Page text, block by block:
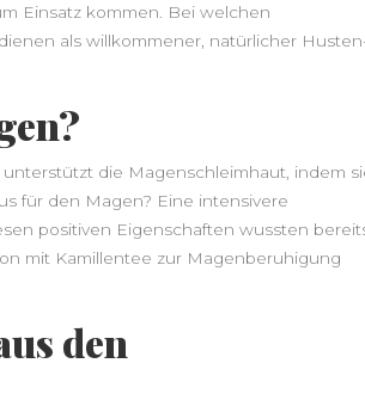
Einsatz kommen. Bei welchen
als willkommener, natürlicher
die Magenschleimhaut, indem
für den Magen? Eine intensivere
positiven Eigenschaften wussten
mit Kamillentee zur Magenberuhigung
den
Neueste Beiträge
für kühle Tage
findest du deinen Klang
Von der Approbation zur
Praxisleitung: Unternehmertum im
Zahnarztberuf
Traditionelle Gerichte zum
nachkochen